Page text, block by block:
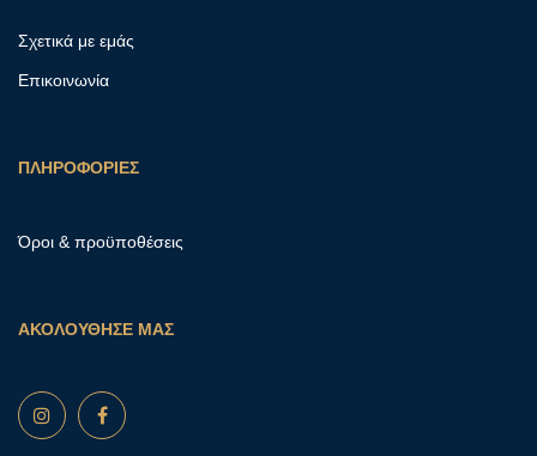
Σχετικά με εμάς
Επικοινωνία
ΠΛΗΡΟΦΟΡΙΕΣ
Όροι & προϋποθέσεις
ΑΚΟΛΟΥΘΗΣΕ ΜΑΣ